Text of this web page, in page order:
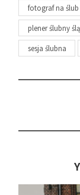
fotograf na ślub
plener ślubny
sesja ślubna